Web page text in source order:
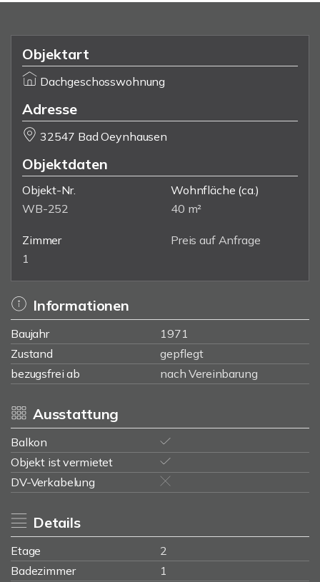
Objektart
Dachgeschosswohnung
Adresse
32547 Bad Oeynhausen
Objektdaten
Objekt-Nr.
WB-252
Wohnfläche (ca.)
40 m²
Zimmer
1
Preis auf Anfrage
Informationen
Baujahr
1971
Zustand
gepflegt
bezugsfrei ab
nach Vereinbarung
Ausstattung
Balkon
Objekt ist vermietet
DV-Verkabelung
Details
Etage
2
Badezimmer
1